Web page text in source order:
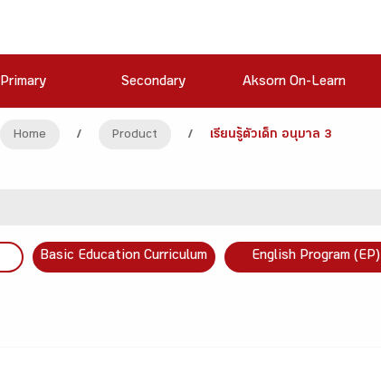
Primary Secondary Aksorn On-Learn
Home / Product / เรียนรู้ตัวเด็ก อนุบาล 3
Basic Education Curriculum English Program (EP)